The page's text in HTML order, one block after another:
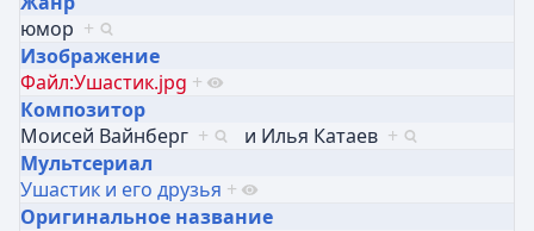
юмор +
Изображение
Файл:Ушастик.jpg +
Композитор
Моисей Вайнберг + и Илья Катаев +
Мультсериал
Ушастик и его друзья +
Оригинальное название